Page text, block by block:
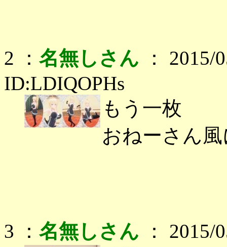
2 ： 名無しさん ： 2015/
ID:LDIQOPHs
もう一枚
おねーさん
3 ： 名無しさん ： 2015/